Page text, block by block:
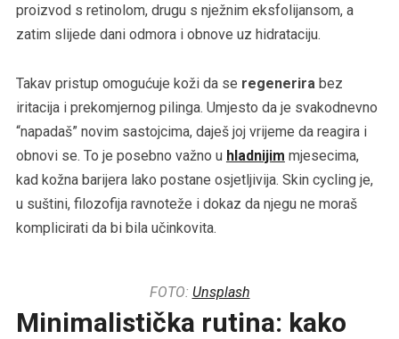
proizvod s retinolom, drugu s nježnim eksfolijansom, a
zatim slijede dani odmora i obnove uz hidrataciju.
Takav pristup omogućuje koži da se regenerirabez
iritacija i prekomjernog pilinga. Umjesto da je svakodnevno
“napadaš” novim sastojcima, daješ joj vrijeme da reagira i
obnovi se. To je posebno važno u hladnijim mjesecima,
kad kožna barijera lako postane osjetljivija. Skin cycling je,
u suštini, filozofija ravnoteže i dokaz da njegu ne moraš
komplicirati da bi bila učinkovita.
FOTO: Unsplash
Minimalistička rutina: kako